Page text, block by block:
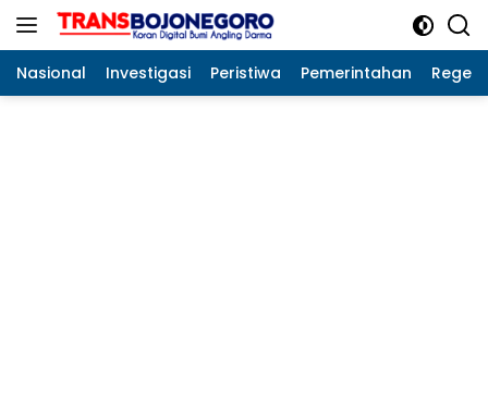
Langsung
Nasional Investigasi Peristiwa Pemerintahan